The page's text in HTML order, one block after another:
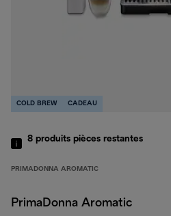
COLD BREW CADEAU
8 produits pièces restantes
PRIMADONNA AROMATIC
PrimaDonna Aromatic